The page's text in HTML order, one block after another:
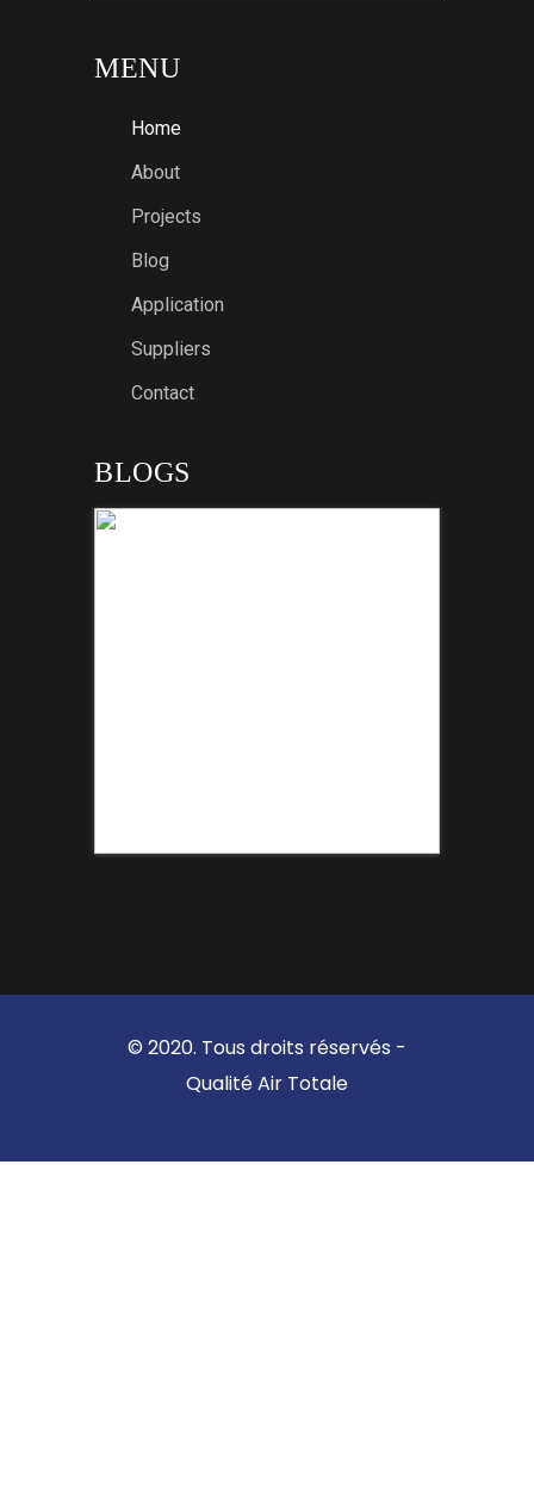
MENU
Home
About
Projects
Blog
Application
Suppliers
Contact
BLOGS
© 2020. Tous droits réservés -
Qualité Air Totale